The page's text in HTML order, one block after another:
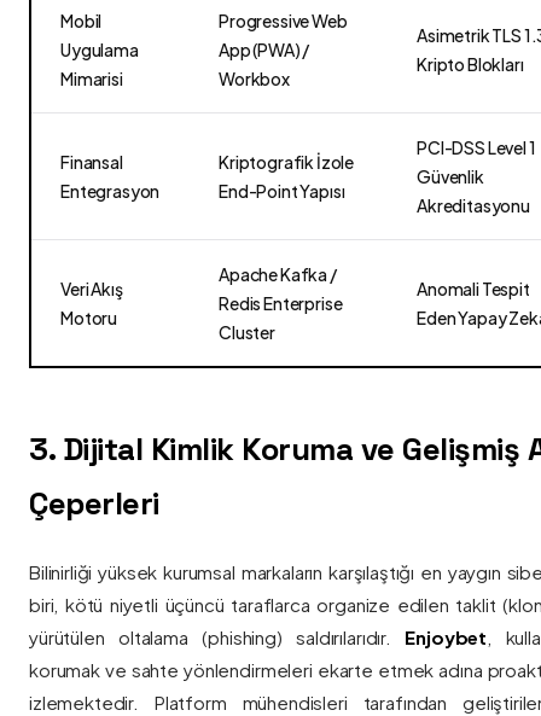
Mobil
Uygulama
Mimarisi
Progressive Web
App (PWA) /
Workbox
Asimetrik TLS
Kripto Blokları
Finansal
Entegrasyon
Kriptografik İzole
End-Point Yapısı
PCI-DSS Level 1
Güvenlik
Akreditasyonu
Veri Akış
Motoru
Apache Kafka /
Redis Enterprise
Cluster
Anomali Tespit
Eden Yapay
3. Dijital Kimlik Koruma ve Gelişmiş
Çeperleri
Bilinirliği yüksek kurumsal markaların karşılaştığı en yaygın
biri, kötü niyetli üçüncü taraflarca organize edilen taklit
yürütülen oltalama (phishing) saldırılarıdır. Enjoybet ,
korumak ve sahte yönlendirmeleri ekarte etmek adına
izlemektedir. Platform mühendisleri tarafından